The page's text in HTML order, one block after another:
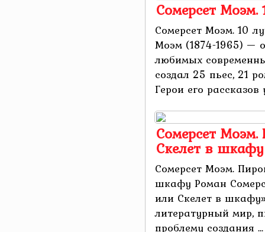
Сомерсет
Сомерсет Моэм. 10
Моэм (1874-1965) —
любимых
создал 25 пьес, 21
Герои его рассказов
Сомерсет
Скелет в шкафу
Сомерсет Моэм.
шкафу Роман
или Скелет в
литературный мир,
проблему создания ...